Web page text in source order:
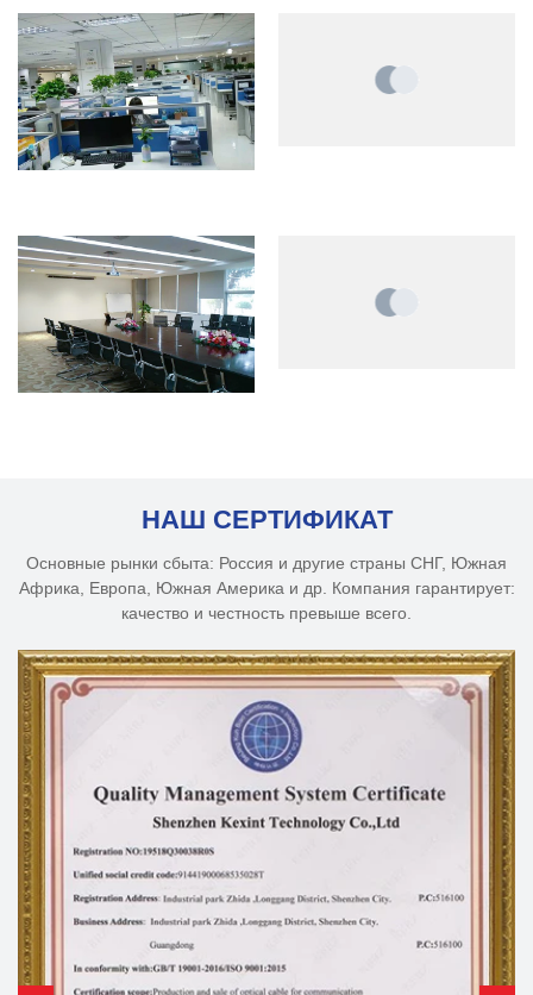
НАШ СЕРТИФИКАТ
Основные рынки сбыта: Россия и другие страны СНГ, Южная
Африка, Европа, Южная Америка и др. Компания гарантирует:
качество и честность превыше всего.